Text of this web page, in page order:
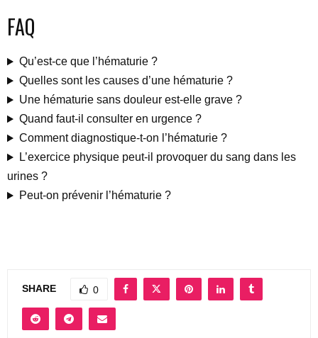
FAQ
Qu’est-ce que l’hématurie ?
Quelles sont les causes d’une hématurie ?
Une hématurie sans douleur est-elle grave ?
Quand faut-il consulter en urgence ?
Comment diagnostique-t-on l’hématurie ?
L’exercice physique peut-il provoquer du sang dans les
urines ?
Peut-on prévenir l’hématurie ?
SHARE 0